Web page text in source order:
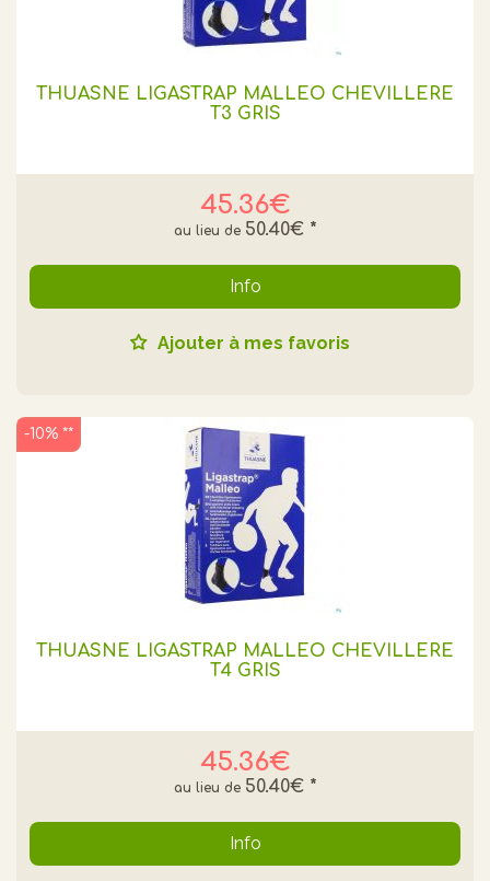
THUASNE LIGASTRAP MALLEO CHEVILLERE
T3 GRIS
45.36€
50.40€ *
Info
Ajouter à mes favoris
THUASNE LIGASTRAP MALLEO CHEVILLERE
T4 GRIS
45.36€
50.40€ *
-10% **
Info